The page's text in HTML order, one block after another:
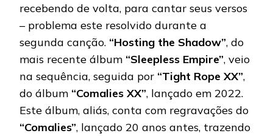
recebendo de volta, para cantar seus versos
– problema este resolvido durante a
segunda canção. “Hosting the Shadow”, do
mais recente álbum “Sleepless Empire”, veio
na sequência, seguida por “Tight Rope XX”,
do álbum “Comalies XX”, lançado em 2022.
Este álbum, aliás, conta com regravações do
“Comalies”, lançado 20 anos antes, trazendo